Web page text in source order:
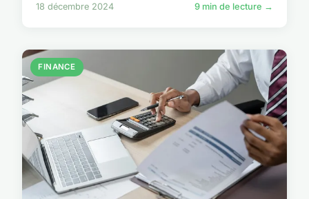
18 décembre 2024 9 min de lecture →
FINANCE